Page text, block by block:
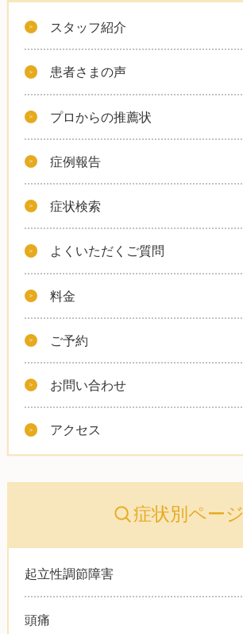
スタッフ紹介
患者さまの声
プロからの推薦状
症例報告
症状検索
よくいただくご質問
料金
ご予約
お問い合わせ
アクセス
症状別ページ
起立性調節障害
頭痛